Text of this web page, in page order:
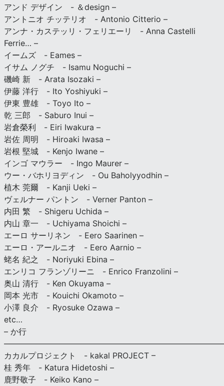
アンド デザイン - ＆design –
アントニオ チッテリオ - Antonio Citterio –
アンナ・カステッリ・フェリエーリ - Anna Castelli
Ferrie… –
イームズ - Eames –
イサム ノグチ - Isamu Noguchi –
磯崎 新 - Arata Isozaki –
伊藤 洋行 - Ito Yoshiyuki –
伊東 豊雄 - Toyo Ito –
乾 三郎 - Saburo Inui –
岩倉榮利 - Eiri Iwakura –
岩佐 周明 - Hiroaki Iwasa –
岩根 堅城 - Kenjo Iwane –
インゴ マウラー - Ingo Maurer –
ウー・バホリヨディン - Ou Baholyyodhin –
植木 莞爾 - Kanji Ueki –
ヴェルナー パントン - Verner Panton –
内田 繁 - Shigeru Uchida –
内山 章一 - Uchiyama Shoichi –
エーロ サーリネン - Eero Saarinen –
エーロ・アールニオ - Eero Aarnio –
蛯名 紀之 - Noriyuki Ebina –
エンリコ フランゾリーニ - Enrico Franzolini –
奥山 清行 - Ken Okuyama –
岡本 光市 - Kouichi Okamoto –
小澤 良介 - Ryosuke Ozawa –
etc…
– か行
カカルプロジェクト - kakal PROJECT –
桂 秀年 - Katura Hidetoshi –
鹿野敬子 - Keiko Kano –